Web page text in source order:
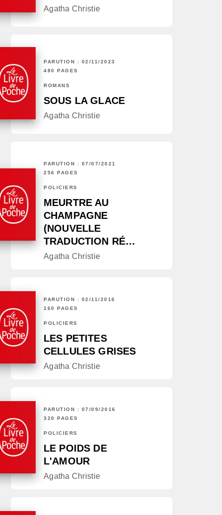
Agatha Christie
PARUTION : 02/11/2023
480 PAGES
ROMANS
SOUS LA GLACE
Agatha Christie
PARUTION : 07/07/2021
256 PAGES
POLICIERS
MEURTRE AU
CHAMPAGNE
(NOUVELLE
TRADUCTION RÉ…
Agatha Christie
PARUTION : 02/11/2016
160 PAGES
POLICIERS
LES PETITES
CELLULES GRISES
Agatha Christie
PARUTION : 07/09/2016
320 PAGES
POLICIERS
LE POIDS DE
L'AMOUR
Agatha Christie